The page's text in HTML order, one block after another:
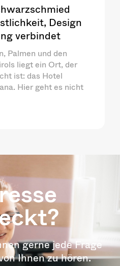
Design
verbindet
Palmen und den
liegt ein Ort, der
ist: das Hotel
Hier geht es nicht
gerne jede Frage
Ihnen zu hören.